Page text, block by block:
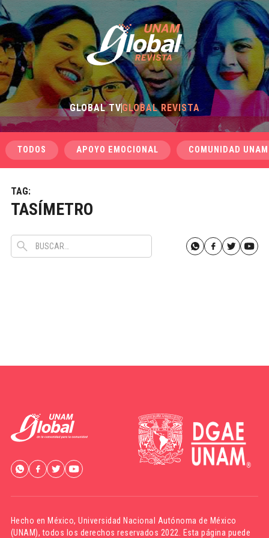
GLOBAL TVGLOBAL REVISTA
TODOS APOYO EMOCIONAL COMUNIDAD UNAM
TAG:
TASÍMETRO
Hecho en México,Universidad Nacional Autónoma de México
(UNAM), todos los derechos reservados 2022. Esta página puede